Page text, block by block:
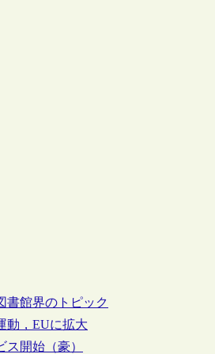
館界のトピック
動，EUに拡大
開始（豪）